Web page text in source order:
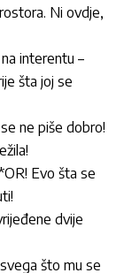
Ni ovdje,
interentu –
šta joj se
ne piše dobro!
Evo šta se
dvije
što mu se